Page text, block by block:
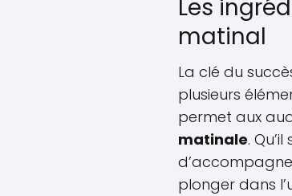
Les
matinal
La clé du
plusieurs
permet aux
matinale.
plonger dans